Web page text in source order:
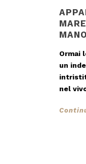
MANO
Ormai
un
nel